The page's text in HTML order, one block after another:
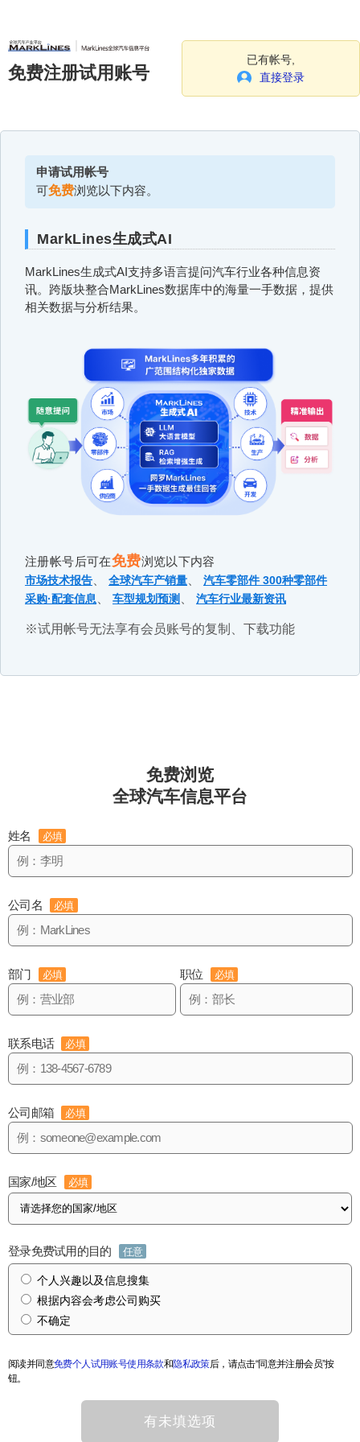
免费注册试用账号
已有帐号,
直接登录
申请试用帐号
可免费浏览以下内容。
MarkLines生成式AI
MarkLines生成式AI支持多语言提问汽车行业各种信息资
讯。跨版块整合MarkLines数据库中的海量一手数据，提供
相关数据与分析结果。
注册帐号后可在免费浏览以下内容
市场技术报告 全球汽车产销量
汽车零部件 300种零部件
采购·配套信息
车型规划预测 汽车行业最新资讯
※试用帐号无法享有会员账号的复制、下载功能
免费浏览
全球汽车信息平台
姓名 必填
公司名 必填
部门 必填 职位 必填
联系电话 必填
公司邮箱 必填
国家/地区 必填
登录免费试用的目的 任意
个人兴趣以及信息搜集
根据内容会考虑公司购买
不确定
阅读并同意免费个人试用账号使用条款和隐私政策后，请点击“同意并注册会员”按
钮。